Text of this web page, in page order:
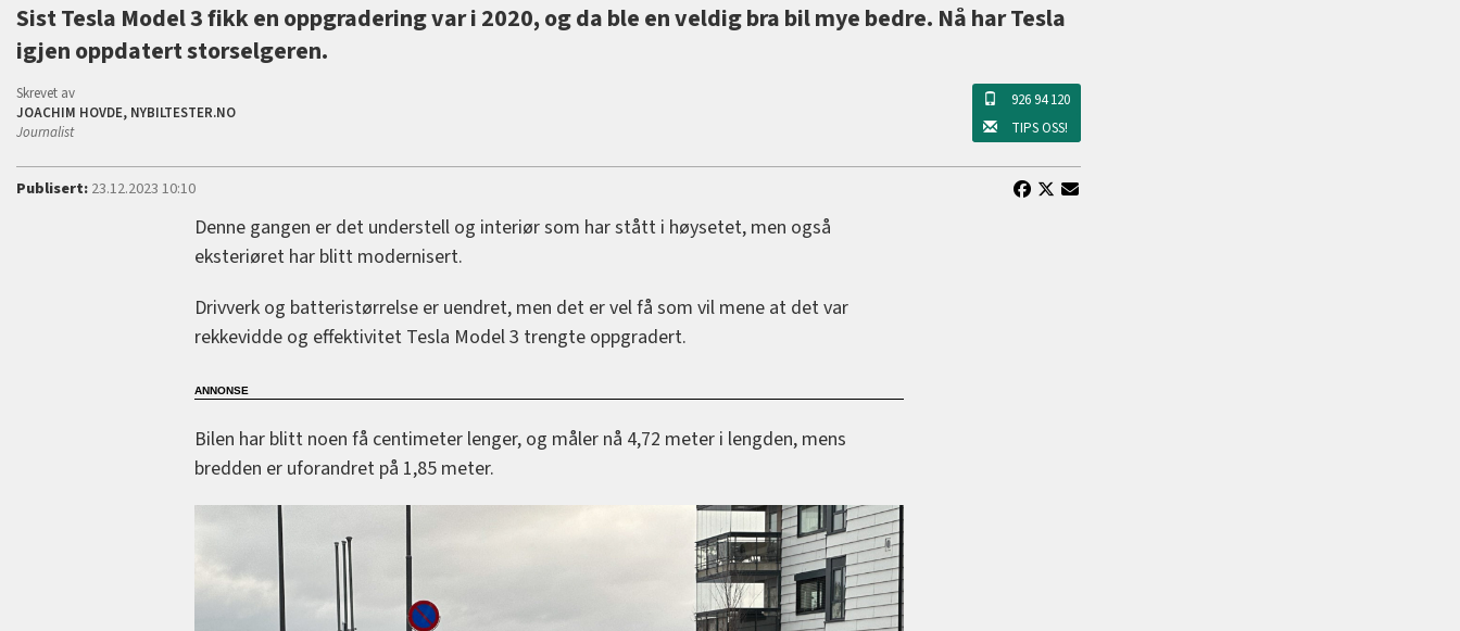
Sist Tesla Model 3 fikk en oppgradering var i 2020, og da ble en veldig bra bil mye bedre. Nå har Tesla
igjen oppdatert storselgeren.
Skrevet av
JOACHIM HOVDE, NYBILTESTER.NO
Journalist
926 94 120
TIPS OSS!
Publisert:23.12.2023 10:10
Denne gangen er det understell og interiør som har stått i høysetet, men også
eksteriøret har blitt modernisert.
Drivverk og batteristørrelse er uendret, men det er vel få som vil mene at det var
rekkevidde og effektivitet Tesla Model 3 trengte oppgradert.
Bilen har blitt noen få centimeter lenger, og måler nå 4,72 meter i lengden, mens
bredden er uforandret på 1,85 meter.